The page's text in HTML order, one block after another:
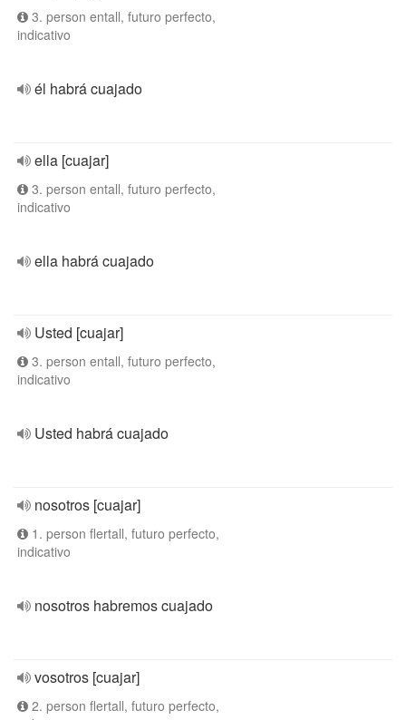
3. person entall, futuro perfecto,
indicativo
él habrá cuajado
ella [cuajar]
3. person entall, futuro perfecto,
indicativo
ella habrá cuajado
Usted [cuajar]
3. person entall, futuro perfecto,
indicativo
Usted habrá cuajado
nosotros [cuajar]
1. person flertall, futuro perfecto,
indicativo
nosotros habremos cuajado
vosotros [cuajar]
2. person flertall, futuro perfecto,